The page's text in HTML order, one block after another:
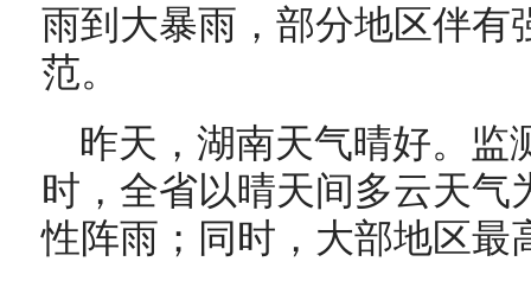
雨到大暴雨，部分地区伴有
范。
昨天，湖南天气晴好。监
时，全省以晴天间多云天气
性阵雨；同时，大部地区